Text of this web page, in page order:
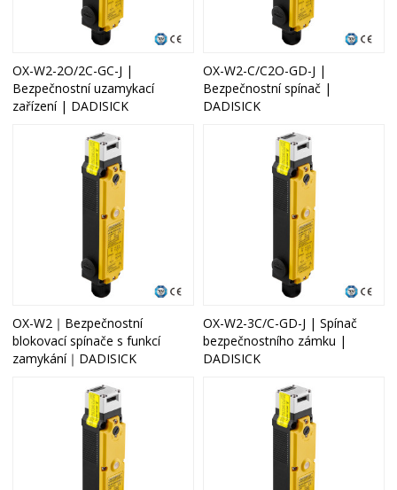
OX-W2-2O/2C-GC-J |
Bezpečnostní uzamykací
zařízení | DADISICK
OX-W2-C/C2O-GD-J |
Bezpečnostní spínač |
DADISICK
OX-W2｜Bezpečnostní
blokovací spínače s funkcí
zamykání｜DADISICK
OX-W2-3C/C-GD-J | Spínač
bezpečnostního zámku |
DADISICK